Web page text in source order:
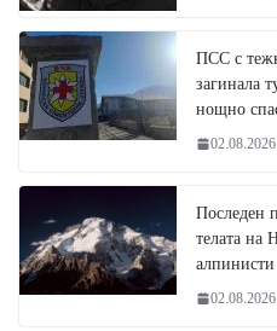
ПСС с
загинала
нощно
02.08.2026
Последен
телата на
02.08.2026